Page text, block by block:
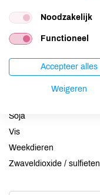
Lupine
Mosterd
Schaaldieren
Soja
Vis
Weekdieren
Zwaveldioxide / sulfieten
Noodzakelijk
Functioneel
Accepteer alles
Weigeren